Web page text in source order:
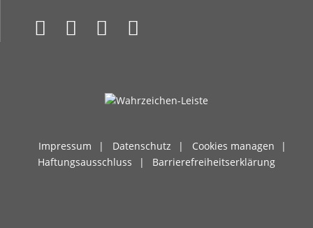
Impressum Datenschutz
Cookies managen
Haftungsausschluss
Barrierefreiheitserklärung